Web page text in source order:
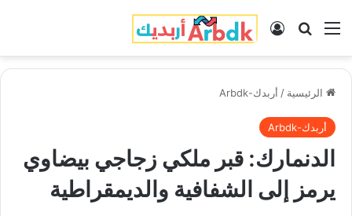
القائمة بحث عنتسجيل الدخول
الرئيسية / أربدك-Arbdk
أربدك-Arbdk
الدنمارك: قبر ملكي زجاجي بيضاوي
يرمز إلى الشفافية والديمقراطية